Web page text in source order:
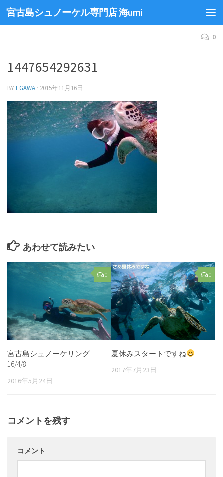
宮古島シュノーケル専門店 海umi
0
1447654292631
BYEGAWA · 2015年11月16日
あわせて読みたい
0
宮古島シュノーケリング
16/4/8
2016年5月24日
0
夏休みスタートですね
2017年7月23日
コメントを残す
コメント